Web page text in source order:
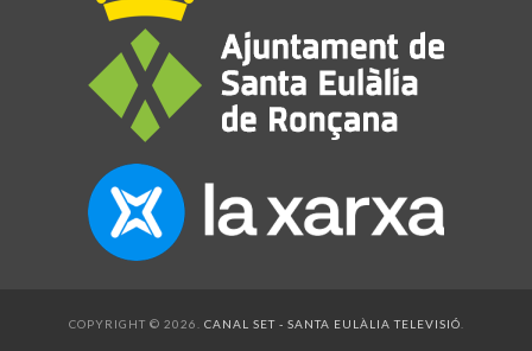
COPYRIGHT © 2026. CANAL SET - SANTA EULÀLIA TELEVISIÓ